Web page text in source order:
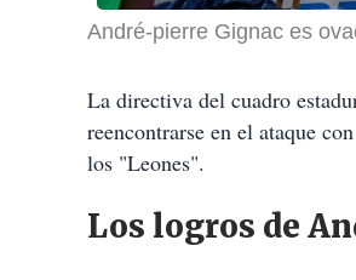
André-pierre Gignac es
La directiva del cuadro
reencontrarse en el ataque
los "Leones".
Los logros de